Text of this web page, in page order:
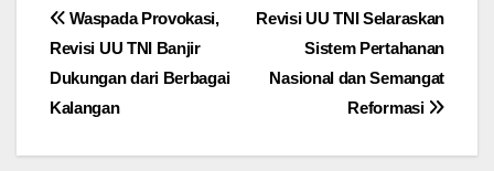
Post
navigation
Revisi UU TNI Selaraskan
Sistem Pertahanan
Nasional dan Semangat
Reformasi
Waspada Provokasi,
Revisi UU TNI Banjir
Dukungan dari Berbagai
Kalangan